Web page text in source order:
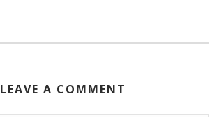
LEAVE A COMMENT